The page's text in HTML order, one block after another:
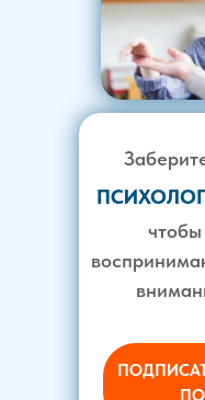
чтобы